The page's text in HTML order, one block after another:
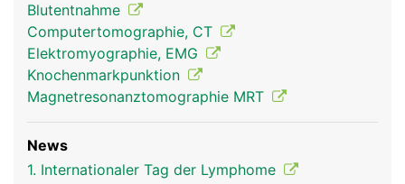
Blutentnahme
Computertomographie, CT
Elektromyographie, EMG
Knochenmarkpunktion
Magnetresonanztomographie MRT
News
1. Internationaler Tag der Lymphome